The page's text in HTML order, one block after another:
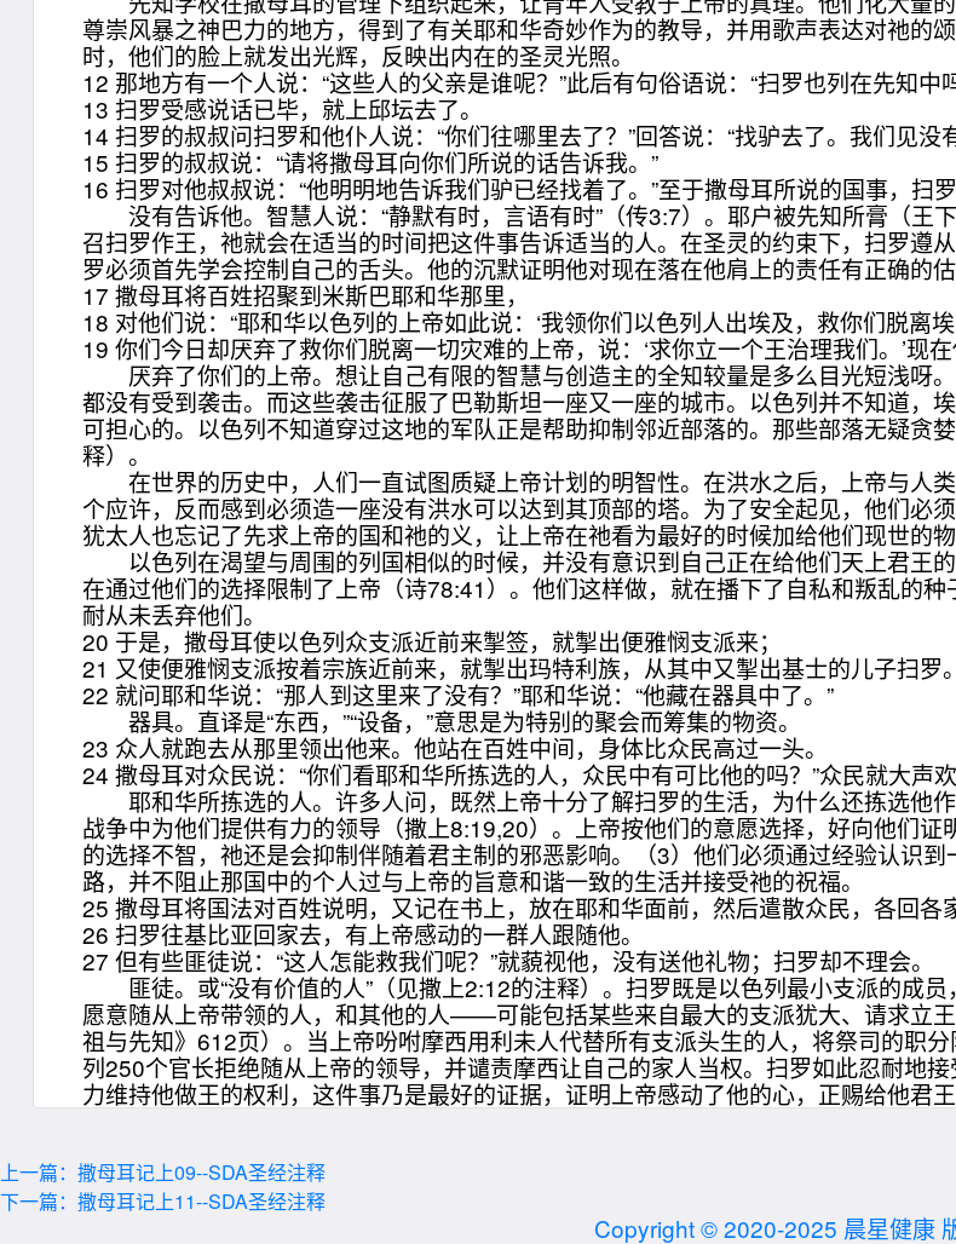
尊崇风暴之神巴力的地方，得到了有关耶和华奇妙作为的教导，并用歌声表达对祂的
时，他们的脸上就发出光辉，反映出内在的圣灵光照。
12 那地方有一个人说：“这些人的父亲是谁呢？”此后有句俗语说：“扫罗也列在先知中
13 扫罗受感说话已毕，就上邱坛去了。
14 扫罗的叔叔问扫罗和他仆人说：“你们往哪里去了？”回答说：“找驴去了。我们见没
15 扫罗的叔叔说：“请将撒母耳向你们所说的话告诉我。”
16 扫罗对他叔叔说：“他明明地告诉我们驴已经找着了。”至于撒母耳所说的国事，扫
没有告诉他。智慧人说：“静默有时，言语有时”（传3:7）。耶户被先知所膏（王
召扫罗作王，祂就会在适当的时间把这件事告诉适当的人。在圣灵的约束下，扫罗遵
罗必须首先学会控制自己的舌头。他的沉默证明他对现在落在他肩上的责任有正确的估
17 撒母耳将百姓招聚到米斯巴耶和华那里，
18 对他们说：“耶和华以色列的上帝如此说：‘我领你们以色列人出埃及，救你们脱离
19 你们今日却厌弃了救你们脱离一切灾难的上帝，说：‘求你立一个王治理我们。’现
厌弃了你们的上帝。想让自己有限的智慧与创造主的全知较量是多么目光短浅呀
都没有受到袭击。而这些袭击征服了巴勒斯坦一座又一座的城市。以色列并不知道，
可担心的。以色列不知道穿过这地的军队正是帮助抑制邻近部落的。那些部落无疑贪
释）。
在世界的历史中，人们一直试图质疑上帝计划的明智性。在洪水之后，上帝与人
个应许，反而感到必须造一座没有洪水可以达到其顶部的塔。为了安全起见，他们必
犹太人也忘记了先求上帝的国和祂的义，让上帝在祂看为最好的时候加给他们现世的物
以色列在渴望与周围的列国相似的时候，并没有意识到自己正在给他们天上君王
在通过他们的选择限制了上帝（诗78:41）。他们这样做，就在播下了自私和叛乱的
耐从未丢弃他们。
20 于是，撒母耳使以色列众支派近前来掣签，就掣出便雅悯支派来；
21 又使便雅悯支派按着宗族近前来，就掣出玛特利族，从其中又掣出基士的儿子扫罗
22 就问耶和华说：“那人到这里来了没有？”耶和华说：“他藏在器具中了。”
器具。直译是“东西，”“设备，”意思是为特别的聚会而筹集的物资。
23 众人就跑去从那里领出他来。他站在百姓中间，身体比众民高过一头。
24 撒母耳对众民说：“你们看耶和华所拣选的人，众民中有可比他的吗？”众民就大声
耶和华所拣选的人。许多人问，既然上帝十分了解扫罗的生活，为什么还拣选他
战争中为他们提供有力的领导（撒上8:19,20）。上帝按他们的意愿选择，好向他们
的选择不智，祂还是会抑制伴随着君主制的邪恶影响。（3）他们必须通过经验认识
路，并不阻止那国中的个人过与上帝的旨意和谐一致的生活并接受祂的祝福。
25 撒母耳将国法对百姓说明，又记在书上，放在耶和华面前，然后遣散众民，各回各
26 扫罗往基比亚回家去，有上帝感动的一群人跟随他。
27 但有些匪徒说：“这人怎能救我们呢？”就藐视他，没有送他礼物；扫罗却不理会。
匪徒。或“没有价值的人”（见撒上2:12的注释）。扫罗既是以色列最小支派的成员
愿意随从上帝带领的人，和其他的人——可能包括某些来自最大的支派犹大、请求立
祖与先知》612页）。当上帝吩咐摩西用利未人代替所有支派头生的人，将祭司的职
列250个官长拒绝随从上帝的领导，并谴责摩西让自己的家人当权。扫罗如此忍耐地
力维持他做王的权利，这件事乃是最好的证据，证明上帝感动了他的心，正赐给他君王
上一篇：撒母耳记上09--SDA圣经注释
下一篇：撒母耳记上11--SDA圣经注释
Copyright © 2020-2025 晨星健康